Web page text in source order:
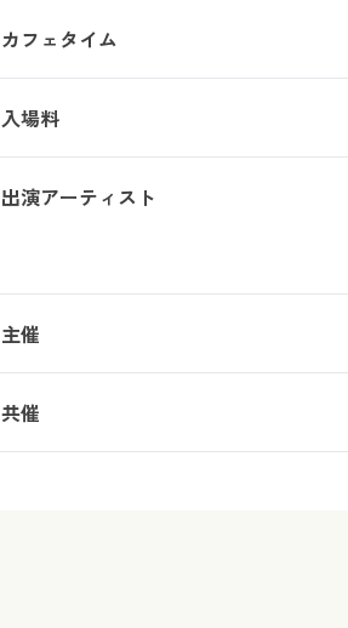
カフェタイム
入場料
出演アーティスト
主催
共催